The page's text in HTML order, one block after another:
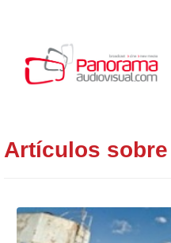
Artículos sobre